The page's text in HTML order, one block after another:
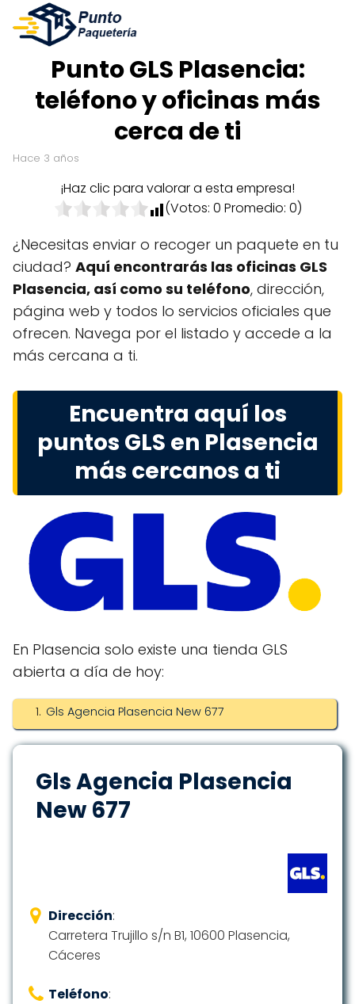
Punto GLS Plasencia:
teléfono y oficinas más
cerca de ti
hace 3 años
¡Haz clic para valorar a esta empresa!
(Votos: 0 Promedio: 0)
¿Necesitas enviar o recoger un paquete en tu
ciudad? Aquí encontrarás las oficinas GLS
Plasencia, así como su teléfono, dirección,
página web y todos lo servicios oficiales que
ofrecen. Navega por el listado y accede a la
más cercana a ti.
Encuentra aquí los
puntos GLS en Plasencia
más cercanos a ti
En Plasencia solo existe una tienda GLS
abierta a día de hoy:
Gls Agencia Plasencia New 677
Gls Agencia Plasencia
New 677
Dirección:
Carretera Trujillo s/n B1, 10600 Plasencia,
Cáceres
Teléfono: